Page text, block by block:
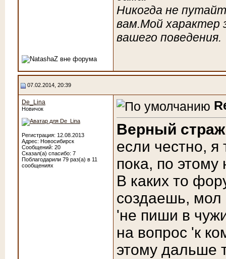
Никогда не
вам.Мой характер
вашего поведения.
07.02.2014, 20:39
De_Lina
Новичок
Регистрация: 12.08.2013
Адрес: Новосибирск
Сообщений: 20
Сказал(а) спасибо: 7
Поблагодарили 79 раз(а) в 11
сообщениях
Верный страж
если честно,
пока, по
В каких то
создаешь, мол
'не пиши в
на вопрос 'к
этому дальше